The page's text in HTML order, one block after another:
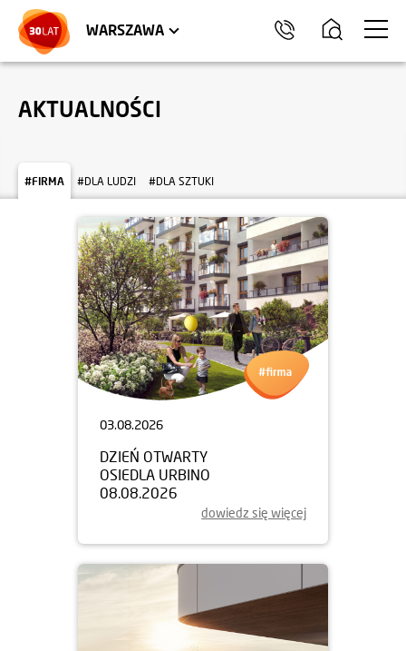
WARSZAWA
HEL
AKTUALNOŚCI
#FIRMA #DLA LUDZI #DLA SZTUKI
03.08.2026
DZIEŃ OTWARTY
OSIEDLA URBINO
08.08.2026
dowiedz się więcej